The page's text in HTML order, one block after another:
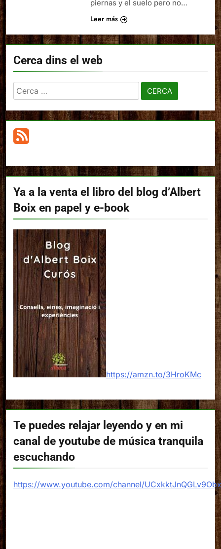
piernas y el suelo pero no…
Leer más
Cerca dins el web
Cerca:
Ya a la venta el libro del blog d’Albert
Boix en papel y e-book
https://amzn.to/3HroKMc
Te puedes relajar leyendo y en mi
canal de youtube de música tranquila
escuchando
https://www.youtube.com/channel/